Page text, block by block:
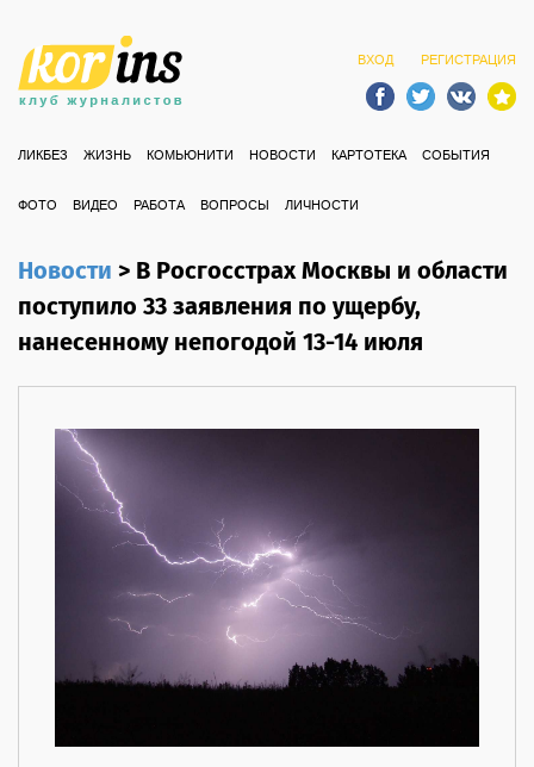
ВХОД РЕГИСТРАЦИЯ
ЛИКБЕЗ ЖИЗНЬ КОМЬЮНИТИ НОВОСТИ КАРТОТЕКА СОБЫТИЯ
ФОТО ВИДЕО РАБОТА ВОПРОСЫ ЛИЧНОСТИ
Новости>В Росгосстрах Москвы и области
поступило 33 заявления по ущербу,
нанесенному непогодой 13-14 июля